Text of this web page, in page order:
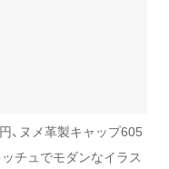
、ヌメ革製キャップ605
ッチュでモダンなイラス